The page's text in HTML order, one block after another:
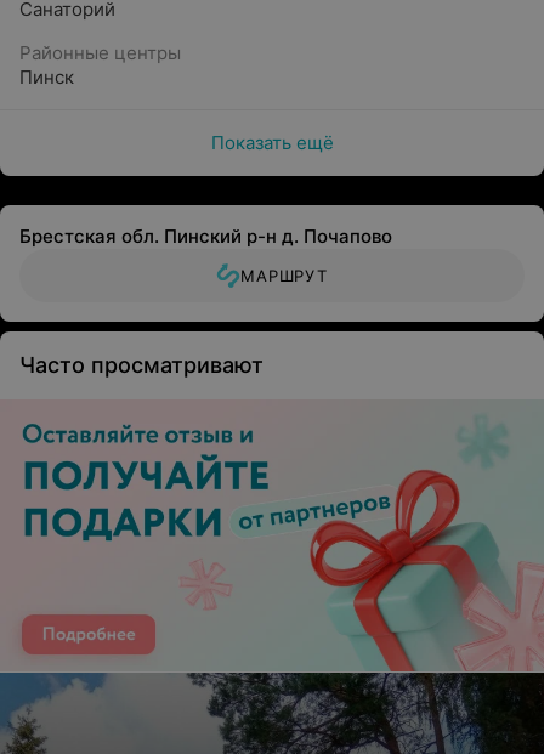
Санаторий
Районные центры
Пинск
Показать ещё
Брестская обл. Пинский р-н д. Почапово
МАРШРУТ
Часто просматривают